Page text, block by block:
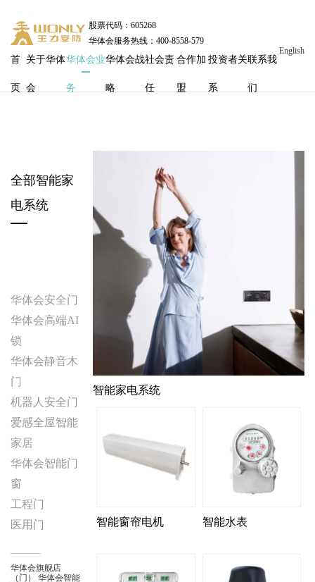
股票代码：605268
华体会服务热线：400-8558-579
首
页
关于华体
会
华体会业
务
华体会战
略
社会责
任
合作加
盟
投资者关
系
联系我
们
English
全部智能家
电系统
华体会安全门
华体会高端AI
锁
华体会静音木
门
机器人安全门
爱感全屋智能
家居
华体会智能门
窗
工程门
医用门
华体会旗舰店
（门）
华体会智能
智能家电系统
智能窗帘电机 智能水表